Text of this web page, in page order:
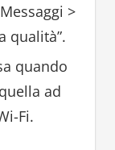
>
qualità”.
quando
ad
Fi.